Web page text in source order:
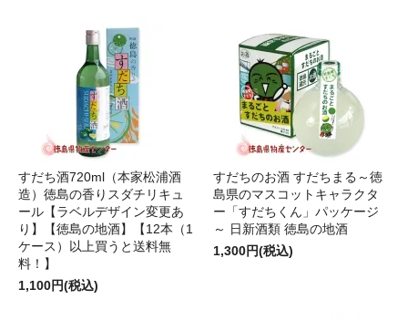
すだち酒720ml（本家松浦酒
造）徳島の香りスダチリキュ
ール【ラベルデザイン変更あ
り】【徳島の地酒】【12本（1
ケース）以上買うと送料無
料！】
1,100円(税込)
すだちのお酒 すだちまる～徳
島県のマスコットキャラクタ
ー「すだちくん」パッケージ
～ 日新酒類 徳島の地酒
1,300円(税込)